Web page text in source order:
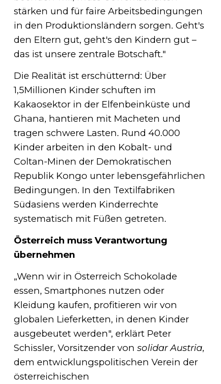
stärken und für faire Arbeitsbedingungen
in den Produktionsländern sorgen. Geht's
den Eltern gut, geht's den Kindern gut –
das ist unsere zentrale Botschaft."
Die Realität ist erschütternd: Über
1,5Millionen Kinder schuften im
Kakaosektor in der Elfenbeinküste und
Ghana, hantieren mit Macheten und
tragen schwere Lasten. Rund 40.000
Kinder arbeiten in den Kobalt- und
Coltan-Minen der Demokratischen
Republik Kongo unter lebensgefährlichen
Bedingungen. In den Textilfabriken
Südasiens werden Kinderrechte
systematisch mit Füßen getreten.
Österreich muss Verantwortung
übernehmen
„Wenn wir in Österreich Schokolade
essen, Smartphones nutzen oder
Kleidung kaufen, profitieren wir von
globalen Lieferketten, in denen Kinder
ausgebeutet werden", erklärt Peter
Schissler, Vorsitzender von solidar Austria,
dem entwicklungspolitischen Verein der
österreichischen